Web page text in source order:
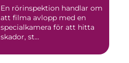
En rörinspektion handlar om
att filma avlopp med en
specialkamera för att hitta
skador, st...